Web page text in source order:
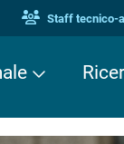
Staff tecnico-